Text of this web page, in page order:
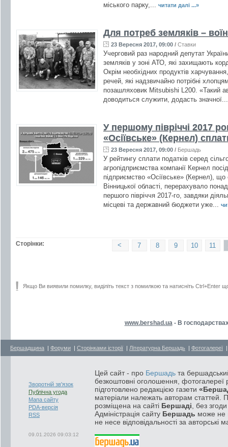
міського парку,...
читати далі ...»
Для потреб земляків –
23 Вересня 2017, 09:00 / Ставки
Учерговий раз народний депутат
земляків у зоні АТО, які захищають
Окрім необхідних продуктів
речей, які надзвичайно потрібні
позашляховик Mitsubishi L200. «Такий
доводиться служити, додасть
У першому півріччі 2017
«Осіївське» (Кернел)
23 Вересня 2017, 09:00 / Бершадь
У рейтингу сплати податків серед
агропідприємства компанії Кернел
підприємство «Осіївське» (Кернел),
Вінницької області, перерахувало
першого півріччя 2017-го, завдяки
місцеві та державний бюджети уже...
Сторінки: 11
10
9
8
7
<
Якщо Ви виявили помилку, виділіть текст з помилкою та натисніть Ctrl+Enter
www.bershad.ua - В
Бершадщина | Форуми | Сторінками історії | Літературна Бершадь | Фотогалереї
Зворотній зв'язок
Публічна угода
Мапа сайту
PDA-версія
RSS
09.01.2026 09:03:12
Цей сайт - про Бершадь та
безкоштовні оголошення, фотогалереї
підготовлено редакцією газети
матеріали належать авторам статтей.
розміщена на сайті Бершаді , без
Адміністрація сайту Бершадь може не
не несе відповідальності за авторські